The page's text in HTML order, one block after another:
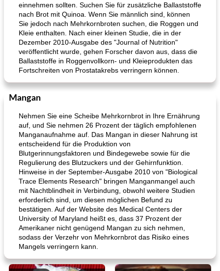
einnehmen sollten. Suchen Sie für zusätzliche Ballaststoffe
nach Brot mit Quinoa. Wenn Sie männlich sind, können
Sie jedoch nach Mehrkornbroten suchen, die Roggen und
Kleie enthalten. Nach einer kleinen Studie, die in der
Dezember 2010-Ausgabe des "Journal of Nutrition"
veröffentlicht wurde, gehen Forscher davon aus, dass die
Ballaststoffe in Roggenvollkorn- und Kleieprodukten das
Fortschreiten von Prostatakrebs verringern können.
Mangan
Nehmen Sie eine Scheibe Mehrkornbrot in Ihre Ernährung
auf, und Sie nehmen 26 Prozent der täglich empfohlenen
Manganaufnahme auf. Das Mangan in dieser Nahrung ist
entscheidend für die Produktion von
Blutgerinnungsfaktoren und Bindegewebe sowie für die
Regulierung des Blutzuckers und der Gehirnfunktion.
Hinweise in der September-Ausgabe 2010 von "Biological
Trace Elements Research" bringen Manganmangel auch
mit Nachtblindheit in Verbindung, obwohl weitere Studien
erforderlich sind, um diesen möglichen Befund zu
bestätigen. Auf der Website des Medical Centers der
University of Maryland heißt es, dass 37 Prozent der
Amerikaner nicht genügend Mangan zu sich nehmen,
sodass der Verzehr von Mehrkornbrot das Risiko eines
Mangels verringern kann.